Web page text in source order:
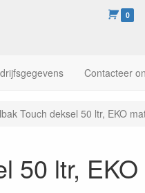
0
Contacteer
Touch deksel 50 ltr, EKO
50 ltr,